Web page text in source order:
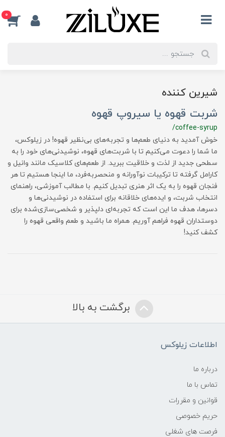
0
شیرین کننده
شربت قهوه یا سیروپ قهوه
/coffee-syrup
خوش آمدید به دنیای طعم‌ها و تجربه‌های بی‌نظیر قهوه! در زیلوکس،
ما شما را دعوت می‌کنیم تا با شربت‌های قهوه، نوشیدنی‌های خود را به
سطحی جدید از لذت و خلاقیت ببرید. از طعم‌های کلاسیک مانند وانیل و
کارامل گرفته تا ترکیبات نوآورانه و منحصربه‌فرد، ما اینجا هستیم تا هر
فنجان قهوه را به یک اثر هنری تبدیل کنیم. با مطالب آموزشی، راهنمای
انتخاب شربت، و ایده‌های خلاقانه برای استفاده در نوشیدنی‌ها و
دسرها، هدف ما این است که تجربه‌ای دلپذیر و شخصی‌سازی‌شده برای
دوستداران قهوه فراهم آوریم. همراه ما باشید و طعم واقعی قهوه را
کشف کنید!
برگشت به بالا
اطلاعات زیلوکس
درباره ما
تماس با ما
قوانین و مقررات
حریم خصوصی
فرصت های شغلی